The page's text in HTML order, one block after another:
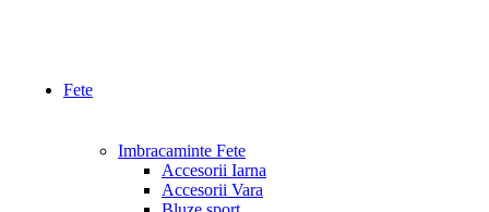
Fete
Imbracaminte Fete
Accesorii Iarna
Accesorii Vara